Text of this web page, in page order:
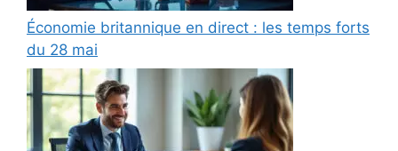
Économie britannique en direct : les temps forts
du 28 mai